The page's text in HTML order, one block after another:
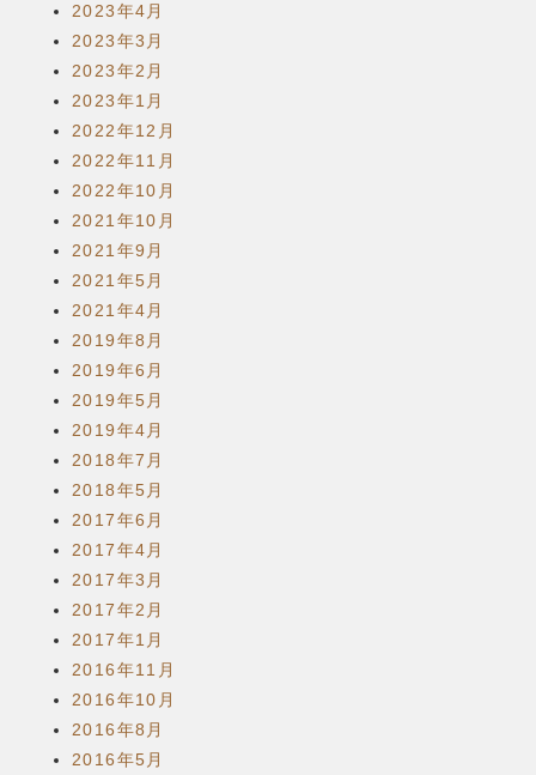
2023年4月
2023年3月
2023年2月
2023年1月
2022年12月
2022年11月
2022年10月
2021年10月
2021年9月
2021年5月
2021年4月
2019年8月
2019年6月
2019年5月
2019年4月
2018年7月
2018年5月
2017年6月
2017年4月
2017年3月
2017年2月
2017年1月
2016年11月
2016年10月
2016年8月
2016年5月